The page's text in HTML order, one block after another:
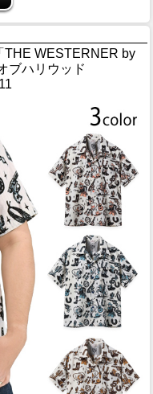
THE WESTERNER by
ブハリウッド